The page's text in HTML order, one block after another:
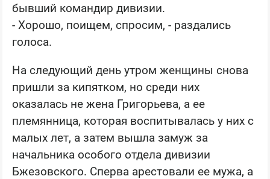
бывший командир дивизии.
- Хорошо, поищем, спросим, - раздались
голоса.
На следующий день утром женщины снова
пришли за кипятком, но среди них
оказалась не жена Григорьева, а ее
племянница, которая воспитывалась у них с
малых лет, а затем вышла замуж за
начальника особого отдела дивизии
Бжезовского. Сперва арестовали ее мужа, а